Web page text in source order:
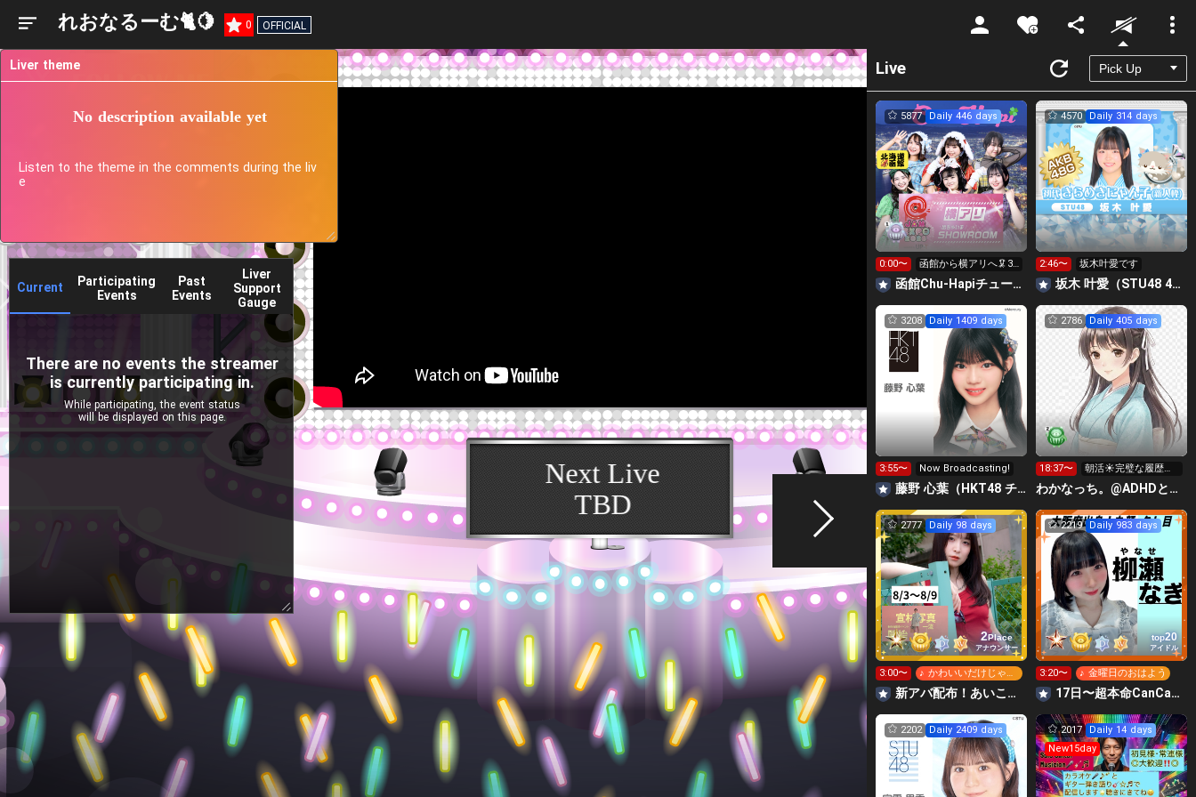
れおなるーむ🐈🍋 0 OFFICIAL
Unmute
Current
Participating
Events
Past
Events
Liver
Support
Gauge
There are no events the streamer
is currently participating in.
While participating, the event status
will be displayed on this page.
Liver theme
No description available yet
Listen to the theme in the comments during the liv
e
Live
5877 Daily 446 days
0:00〜
函館から横アリへ🦑30
0万目標！キラ星
【求】
函館Chu-Hapiチューハピ🌈
4570 Daily 314 days
2:46〜 坂木叶愛です
坂木 叶愛（STU48 4期研究生）
3208 Daily 1409 days
3:55〜 Now Broadcasting!
藤野 心葉（HKT48 チームH）
2786 Daily 405 days
18:37〜
朝活☀️完璧な履歴書
作りたい@隠れ就活
生
わかなっち。@ADHDと手帳タイム
2Place
アナウンサー
2777 Daily 98 days
3:00〜
♪ かわいいだけじゃだ
めですか？
‪‪新アバ配布！あいこっこroom🐥🌱あいこ
top20
アイドル
2219 Daily 983 days
3:20〜 ♪ 金曜日のおはよう
17日〜超本命CanCamリベンジ超ガチ🔥柳瀬なぎ🍭🍩
2202 Daily 2409 days 2017
Daily 14 days
New15day